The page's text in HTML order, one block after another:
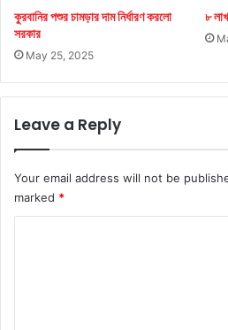
কুরবানির পশুর চামড়ার দাম নির্ধারণ করলো
সরকার
May 25, 2025
৮
Leave a Reply
Your email address will not be
marked *